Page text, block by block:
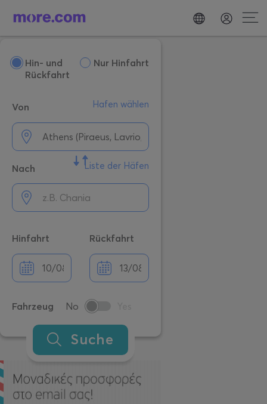
Hin- und
Rückfahrt
Nur Hinfahrt
Von Hafen wählen
Nach Liste der Häfen
Hinfahrt Rückfahrt
Fahrzeug No
Suche